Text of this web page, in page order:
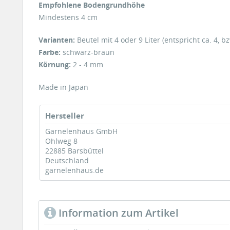
Empfohlene Bodengrundhöhe
Mindestens 4 cm
Varianten: Beutel mit 4 oder 9 Liter (entspricht ca. 4,
Farbe: schwarz-braun
Körnung: 2 - 4 mm
Made in Japan
Hersteller
Garnelenhaus GmbH
Ohlweg 8
22885 Barsbüttel
Deutschland
garnelenhaus.de
Information zum Artikel